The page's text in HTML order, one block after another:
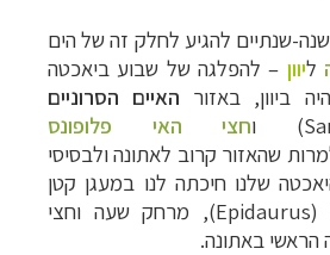
שנה-שנתיים להגיע לחלק זה של הים
ליוון – להפלגה של שבוע ביאכטה
ביוון, באזור האיים הסרוניים
) וחצי האי פלופונס
שהאזור קרוב לאתונה ולבסיסי
שלנו חיכתה לנו במעגן קטן
(
Epidaurus), מרחק שעה וחצי
הראשי באתונה.